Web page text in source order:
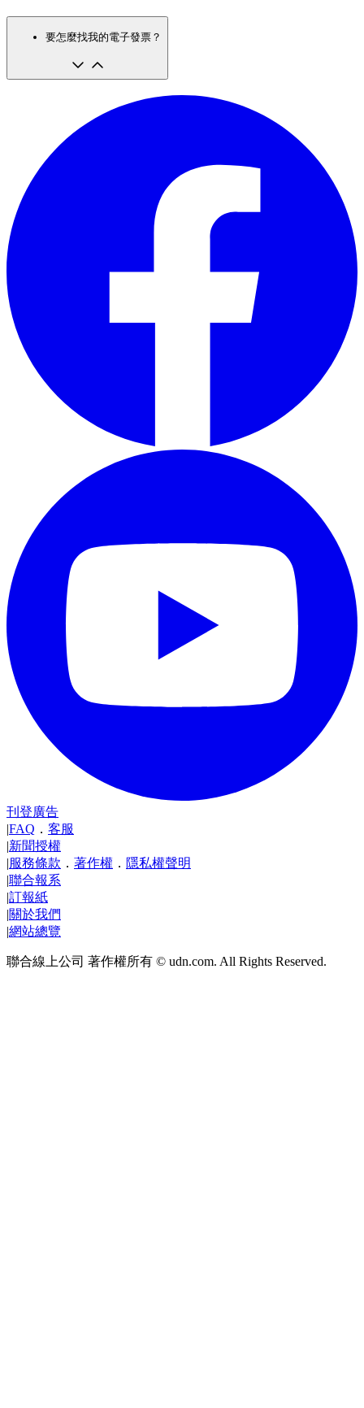
要怎麼找我的電子發票？
刊登廣告
|FAQ ． 客服
|新聞授權
|服務條款 ． 著作權 ． 隱私權聲明
|聯合報系
|訂報紙
|關於我們
|網站總覽
聯合線上公司 著作權所有 © udn.com. All Rights Reserved.